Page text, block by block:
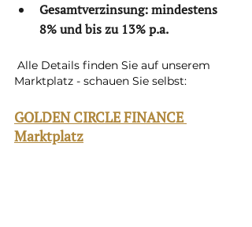
Gesamtverzinsung: mindestens
8% und bis zu 13% p.a.
Alle Details finden Sie auf unserem
Marktplatz - schauen Sie selbst:
GOLDEN CIRCLE FINANCE
Marktplatz